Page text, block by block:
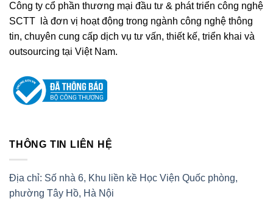
Công ty cổ phần thương mại đầu tư & phát triển công nghệ
SCTT là đơn vị hoạt động trong ngành công nghệ thông
tin, chuyên cung cấp dịch vụ tư vấn, thiết kế, triển khai và
outsourcing tại Việt Nam.
THÔNG TIN LIÊN HỆ
Địa chỉ: Số nhà 6, Khu liền kề Học Viện Quốc phòng,
phường Tây Hồ, Hà Nội